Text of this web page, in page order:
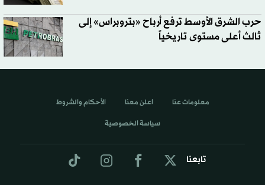
حرب الشرق الأوسط ترفع أرباح «بتروبراس» إلى
ثالث أعلى مستوى تاريخياً
تابعنا
معلومات عنا اعلن معنا الأحكام والشروط
سياسة الخصوصية